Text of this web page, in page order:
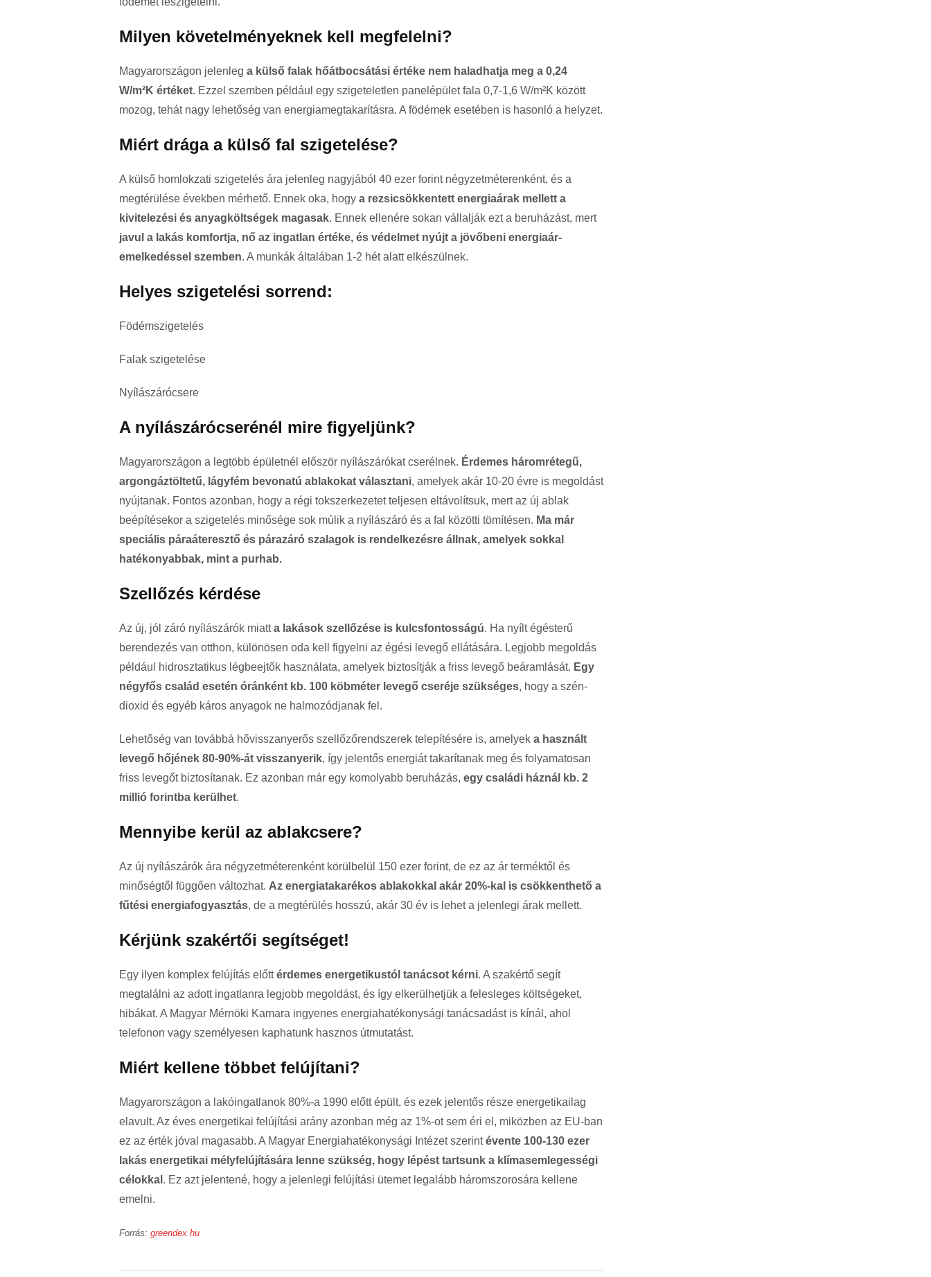
Milyen követelményeknek kell megfelelni?
Magyarországon jelenleg a külső falak hőátbocsátási értéke nem haladhatja meg a 0,24
W/m²K értéket. Ezzel szemben például egy szigeteletlen panelépület fala 0,7-1,6 W/m²K között
mozog, tehát nagy lehetőség van energiamegtakarításra. A födémek esetében is hasonló a helyzet.
Miért drága a külső fal szigetelése?
A külső homlokzati szigetelés ára jelenleg nagyjából 40 ezer forint négyzetméterenként, és a
megtérülése években mérhető. Ennek oka, hogy a rezsicsökkentett energiaárak mellett a
kivitelezési és anyagköltségek magasak. Ennek ellenére sokan vállalják ezt a beruházást, mert
javul a lakás komfortja, nő az ingatlan értéke, és védelmet nyújt a jövőbeni energiaár-
emelkedéssel szemben. A munkák általában 1-2 hét alatt elkészülnek.
Helyes szigetelési sorrend:
Födémszigetelés
Falak szigetelése
Nyílászárócsere
A nyílászárócserénél mire figyeljünk?
Magyarországon a legtöbb épületnél először nyílászárókat cserélnek. Érdemes háromrétegű,
argongáztöltetű, lágyfém bevonatú ablakokat választani, amelyek akár 10-20 évre is megoldást
nyújtanak. Fontos azonban, hogy a régi tokszerkezetet teljesen eltávolítsuk, mert az új ablak
beépítésekor a szigetelés minősége sok múlik a nyílászáró és a fal közötti tömítésen. Ma már
speciális páraáteresztő és párazáró szalagok is rendelkezésre állnak, amelyek sokkal
hatékonyabbak, mint a purhab.
Szellőzés kérdése
Az új, jól záró nyílászárók miatta lakások szellőzése is kulcsfontosságú. Ha nyílt égésterű
berendezés van otthon, különösen oda kell figyelni az égési levegő ellátására. Legjobb megoldás
például hidrosztatikus légbeejtők használata, amelyek biztosítják a friss levegő beáramlását. Egy
négyfős család esetén óránként kb. 100 köbméter levegő cseréje szükséges, hogy a szén-
dioxid és egyéb káros anyagok ne halmozódjanak fel.
Lehetőség van továbbá hővisszanyerős szellőzőrendszerek telepítésére is, amelyek a használt
levegő hőjének 80-90%-át visszanyerik, így jelentős energiát takarítanak meg és folyamatosan
friss levegőt biztosítanak. Ez azonban már egy komolyabb beruházás, egy családi háznál kb. 2
millió forintba kerülhet.
Mennyibe kerül az ablakcsere?
Az új nyílászárók ára négyzetméterenként körülbelül 150 ezer forint, de ez az ár terméktől és
minőségtől függően változhat. Az energiatakarékos ablakokkal akár 20%-kal is csökkenthető a
fűtési energiafogyasztás, de a megtérülés hosszú, akár 30 év is lehet a jelenlegi árak mellett.
Kérjünk szakértői segítséget!
Egy ilyen komplex felújítás előttérdemes energetikustól tanácsot kérni. A szakértő segít
megtalálni az adott ingatlanra legjobb megoldást, és így elkerülhetjük a felesleges költségeket,
hibákat. A Magyar Mérnöki Kamara ingyenes energiahatékonysági tanácsadást is kínál, ahol
telefonon vagy személyesen kaphatunk hasznos útmutatást.
Miért kellene többet felújítani?
Magyarországon a lakóingatlanok 80%-a 1990 előtt épült, és ezek jelentős része energetikailag
elavult. Az éves energetikai felújítási arány azonban még az 1%-ot sem éri el, miközben az EU-ban
ez az érték jóval magasabb. A Magyar Energiahatékonysági Intézet szerintévente 100-130 ezer
lakás energetikai mélyfelújítására lenne szükség, hogy lépést tartsunk a klímasemlegességi
célokkal . Ez azt jelentené, hogy a jelenlegi felújítási ütemet legalább háromszorosára kellene
emelni.
Forrás: greendex.hu